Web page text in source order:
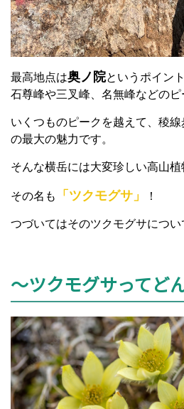
最高地点は奥ノ院というポイン
石尊峰や三叉峰、名無峰などのピ
いくつものピークを越えて、稜
の最大の魅力です。
そんな横岳には大変珍しい高山植
その名も 「ツクモグサ」 ！
つづいてはそのツクモグサについ
～ツクモグサってど